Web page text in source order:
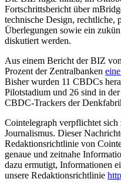
Fortschrittsbericht über
technische Design, rechtliche,
Überlegungen sowie ein
diskutiert werden.
Aus einem Bericht der BIZ
Prozent der Zentralbanken
Bisher wurden 11 CBDCs
Pilotstadium und 26 sind in
CBDC-Trackers der
Cointelegraph verpflichtet sich
Journalismus. Dieser
Redaktionsrichtlinie von
genaue und zeitnahe
dazu ermutigt, Informationen
unsere Redaktionsrichtlinie